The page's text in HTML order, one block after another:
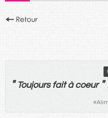
" Toujours fait à coeur "
#